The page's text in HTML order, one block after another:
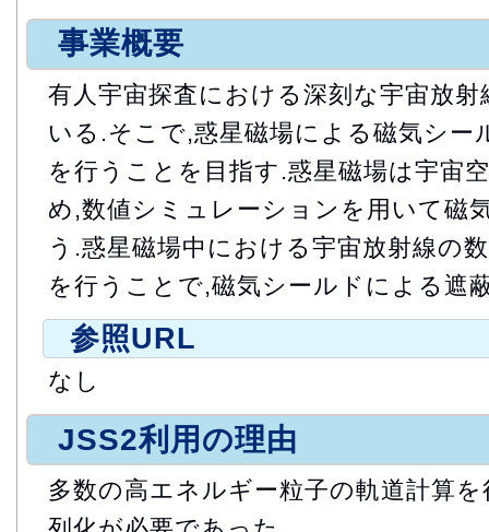
事業概要
有人宇宙探査における深刻な宇宙放
いる.そこで,惑星磁場による磁気シー
を行うことを目指す.惑星磁場は宇宙
め,数値シミュレーションを用いて磁
う.惑星磁場中における宇宙放射線の
を行うことで,磁気シールドによる遮
参照URL
なし
JSS2利用の理由
多数の高エネルギー粒子の軌道計算